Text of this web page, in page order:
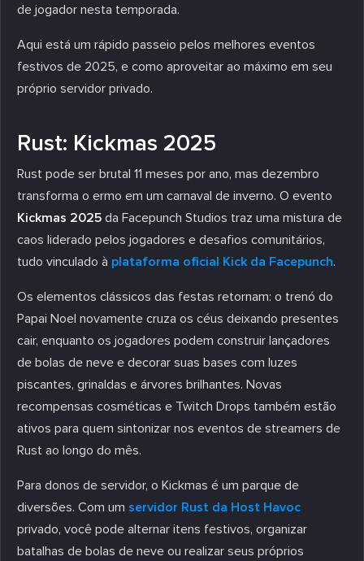
de jogador nesta temporada.
Aqui está um rápido passeio pelos melhores eventos
festivos de 2025, e como aproveitar ao máximo em seu
próprio servidor privado.
Rust: Kickmas 2025
Rust pode ser brutal 11 meses por ano, mas dezembro
transforma o ermo em um carnaval de inverno. O evento
Kickmas 2025 da Facepunch Studios traz uma mistura de
caos liderado pelos jogadores e desafios comunitários,
tudo vinculado à plataforma oficial Kick da Facepunch.
Os elementos clássicos das festas retornam: o trenó do
Papai Noel novamente cruza os céus deixando presentes
cair, enquanto os jogadores podem construir lançadores
de bolas de neve e decorar suas bases com luzes
piscantes, grinaldas e árvores brilhantes. Novas
recompensas cosméticas e Twitch Drops também estão
ativos para quem sintonizar nos eventos de streamers de
Rust ao longo do mês.
Para donos de servidor, o Kickmas é um parque de
diversões. Com um servidor Rust da Host Havoc
privado, você pode alternar itens festivos, organizar
batalhas de bolas de neve ou realizar seus próprios